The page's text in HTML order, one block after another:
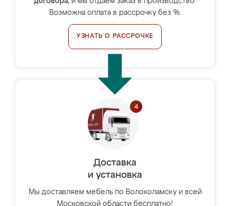
Возможна оплата в рассрочку без %.
УЗНАТЬ О РАССРОЧКЕ
Доставка
и установка
Мы доставляем мебель по Волоколамску и всей
Московской области бесплатно!